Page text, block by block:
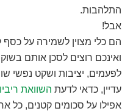
התלהבות.
אבל!
הם כלי מצוין לשמירה על
ואינכם רוצים לסכן אותם
לפעמים, יציבות ושקט נפשי
עדיין, כדאי לדעת השוואת
אפילו על סכומים קטנים, כל